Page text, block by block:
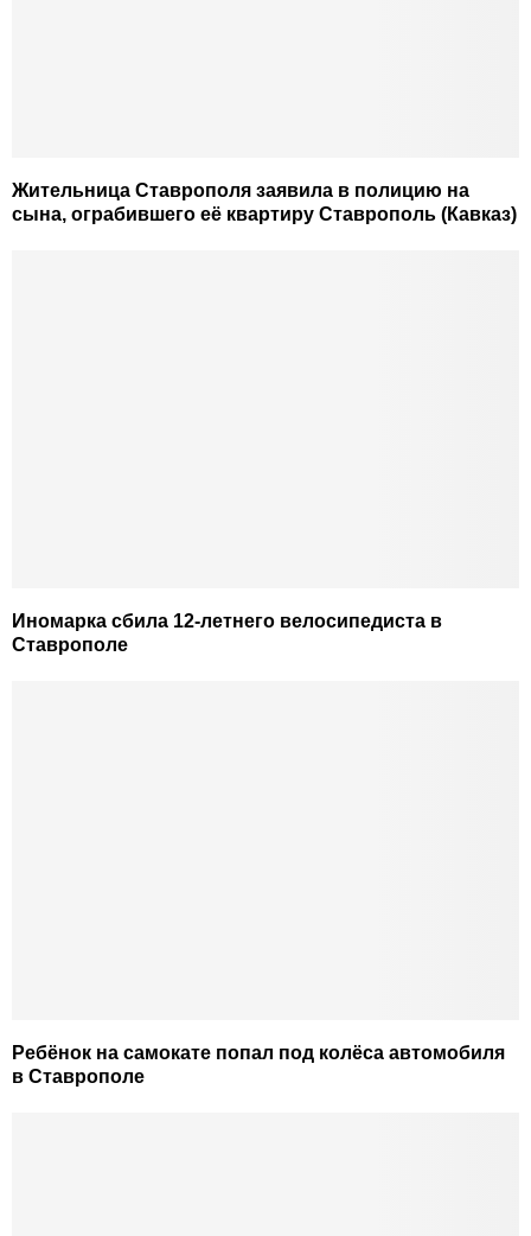
Жительница Ставрополя заявила в полицию на
сына, ограбившего её квартиру Ставрополь (Кавказ)
Иномарка сбила 12-летнего велосипедиста в
Ставрополе
Ребёнок на самокате попал под колёса автомобиля
в Ставрополе